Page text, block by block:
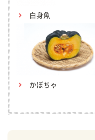
白身魚
かぼちゃ